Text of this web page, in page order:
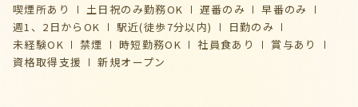
喫煙所あり
土日祝のみ勤務OK 遅番のみ
早番のみ
週1、2日からOK
駅近(徒歩7分以内)
日勤のみ
未経験OK
禁煙 時短勤務OK 社員食あり
賞与あり
資格取得支援
新規オープン